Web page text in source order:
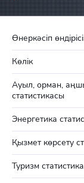
Өнеркәсіп
Көлік
Ауыл, орман,
статистикасы
Энергетика
Қызмет көрсету
Туризм